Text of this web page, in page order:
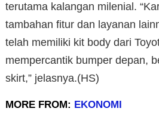
terutama kalangan milenial.
tambahan fitur dan layanan
telah memiliki kit body dari
mempercantik bumper depan,
skirt,” jelasnya.(HS)
MORE FROM: EKONOMI